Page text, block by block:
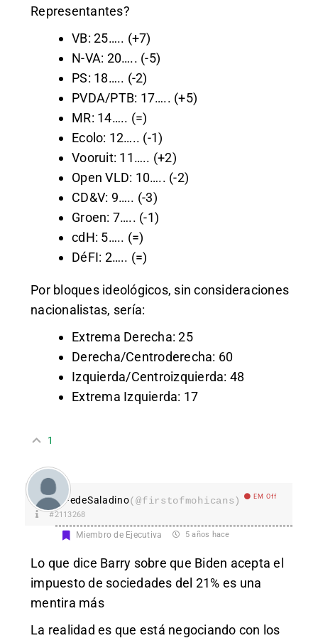
Representantes?
VB: 25….. (+7)
N-VA: 20….. (-5)
PS: 18….. (-2)
PVDA/PTB: 17….. (+5)
MR: 14….. (=)
Ecolo: 12….. (-1)
Vooruit: 11….. (+2)
Open VLD: 10….. (-2)
CD&V: 9….. (-3)
Groen: 7….. (-1)
cdH: 5….. (=)
DéFI: 2….. (=)
Por bloques ideológicos, sin consideraciones
nacionalistas, sería:
Extrema Derecha: 25
Derecha/Centroderecha: 60
Izquierda/Centroizquierda: 48
Extrema Izquierda: 17
1
FedeSaladino(@firstofmohicans) EM Off
#2113268
Miembro de Ejecutiva 5 años hace
Lo que dice Barry sobre que Biden acepta el
impuesto de sociedades del 21% es una
mentira más
La realidad es que está negociando con los